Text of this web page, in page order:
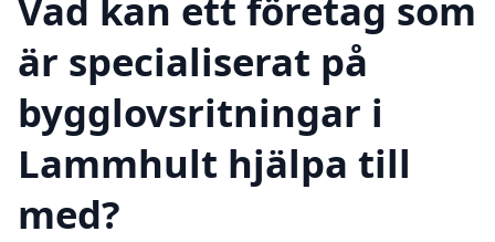
Vad kan ett företag som
är specialiserat på
bygglovsritningar i
Lammhult hjälpa till
med?